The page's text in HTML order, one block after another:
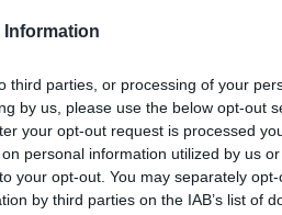
Information
third parties, or processing of your
by us, please use the below opt-out
your opt-out request is processed
personal information utilized by us
your opt-out. You may separately
by third parties on the IAB’s list of